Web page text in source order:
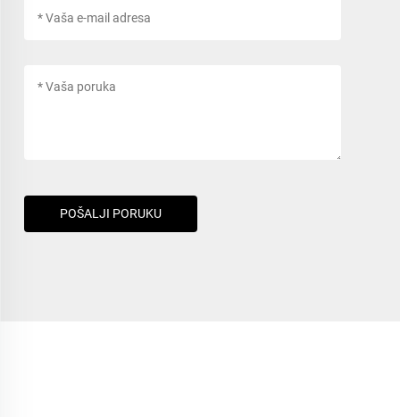
POŠALJI PORUKU